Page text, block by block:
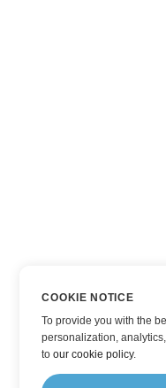
COOKIE NOTICE
To provide you with the
personalization,
toour cookie policy.